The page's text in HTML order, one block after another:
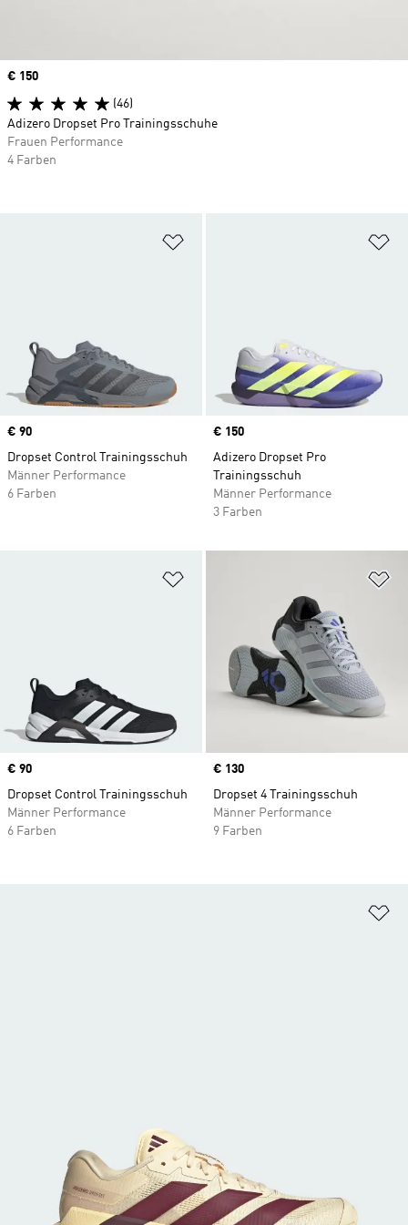
Price
€ 90
Dropset Control Trainingsschuh
Männer Performance
6 Farben
Price
€ 150
Adizero Dropset Pro
Trainingsschuh
Männer Performance
3 Farben
Zur Wunschliste hinzufügen
Price
€ 90
Dropset Control Trainingsschuh
Männer Performance
6 Farben
Price
€ 130
Dropset 4 Trainingsschuh
Männer Performance
9 Farben
Price
€ 150
(46)
Adizero Dropset Pro Trainingsschuhe
Frauen Performance
4 Farben